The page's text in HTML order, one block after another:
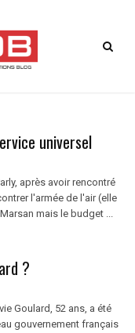
universel
après avoir rencontré
l'armée de l'air (elle
mais le budget ...
?
Goulard, 52 ans, a été
gouvernement français